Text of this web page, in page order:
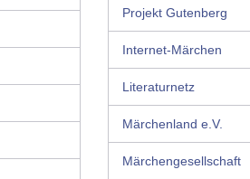
Projekt Gutenberg
Internet-Märchen
Literaturnetz
Märchenland e.V.
Märchengesellschaft